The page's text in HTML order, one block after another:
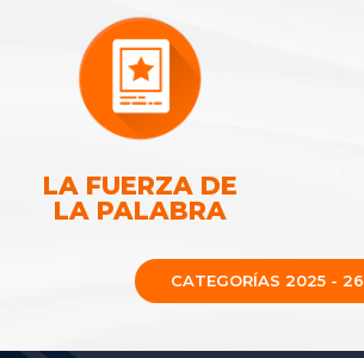
LA FUERZA DE
LA PALABRA
CATEGORÍAS 2025 - 26